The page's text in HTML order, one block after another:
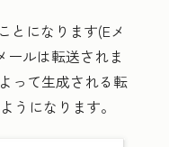
とになります(Eメ
ールは転送されま
って生成される転
うになります。